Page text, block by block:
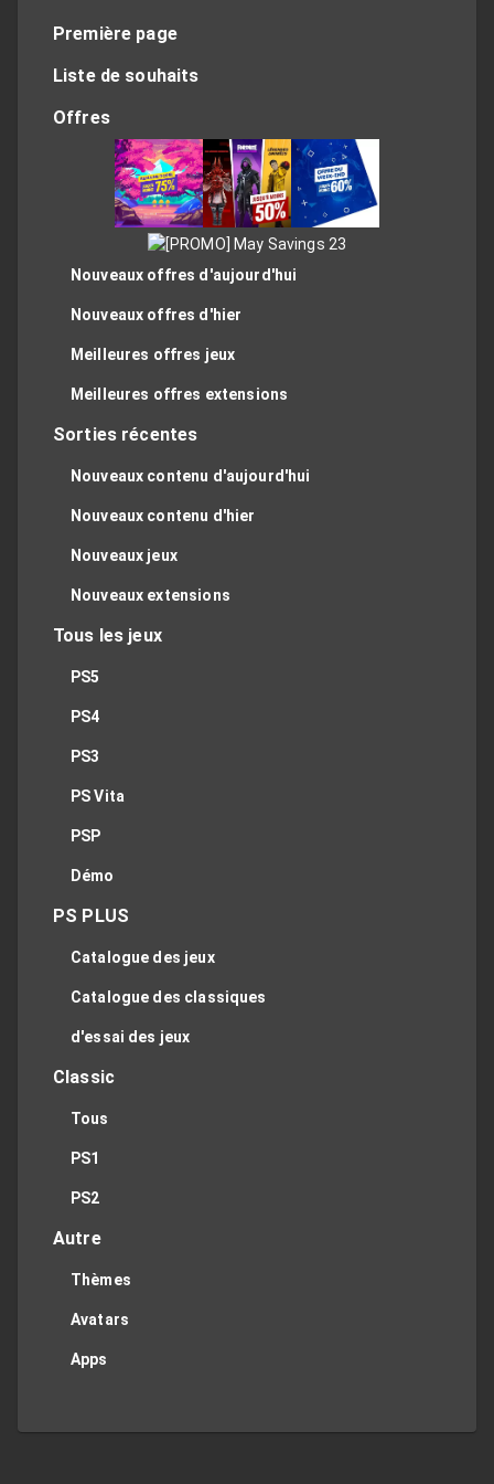
Première page
Liste de souhaits
Offres
Nouveaux offres d'aujourd'hui
Nouveaux offres d'hier
Meilleures offres jeux
Meilleures offres extensions
Sorties récentes
Nouveaux contenu d'aujourd'hui
Nouveaux contenu d'hier
Nouveaux jeux
Nouveaux extensions
Tous les jeux
PS5
PS4
PS3
PS Vita
PSP
Démo
PS PLUS
Catalogue des jeux
Catalogue des classiques
d'essai des jeux
Classic
Tous
PS1
PS2
Autre
Thèmes
Avatars
Apps